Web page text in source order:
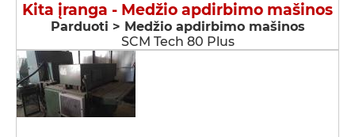
Kita įranga - Medžio apdirbimo mašinos
Parduoti > Medžio apdirbimo mašinos
SCM Tech 80 Plus